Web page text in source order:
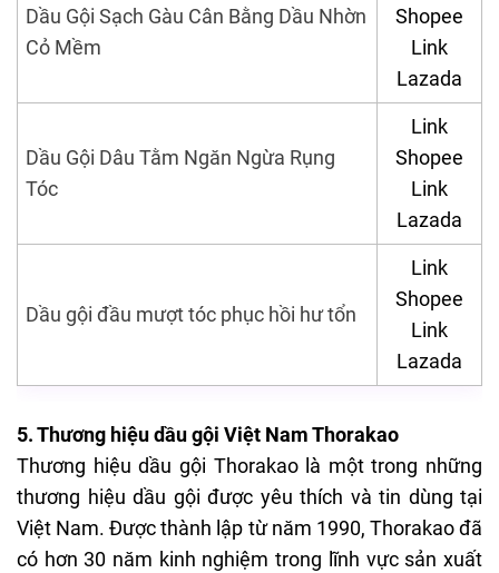
Dầu Gội Sạch Gàu Cân Bằng Dầu Nhờn
Cỏ Mềm
Shopee
Link
Lazada
Dầu Gội Dâu Tằm Ngăn Ngừa Rụng
Tóc
Link
Shopee
Link
Lazada
Dầu gội đầu mượt tóc phục hồi hư tổn
Link
Shopee
Link
Lazada
5. Thương hiệu dầu gội Việt Nam Thorakao
Thương hiệu dầu gội Thorakao là một trong những
thương hiệu dầu gội được yêu thích và tin dùng tại
Việt Nam. Được thành lập từ năm 1990, Thorakao đã
có hơn 30 năm kinh nghiệm trong lĩnh vực sản xuất